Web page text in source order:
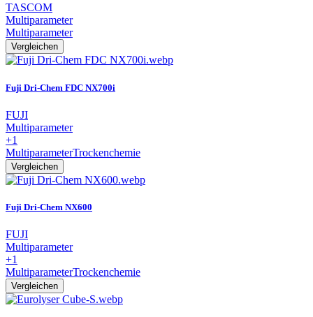
TASCOM
Multiparameter
Multiparameter
Vergleichen
Fuji Dri-Chem FDC NX700i
FUJI
Multiparameter
+1
MultiparameterTrockenchemie
Vergleichen
Fuji Dri-Chem NX600
FUJI
Multiparameter
+1
MultiparameterTrockenchemie
Vergleichen